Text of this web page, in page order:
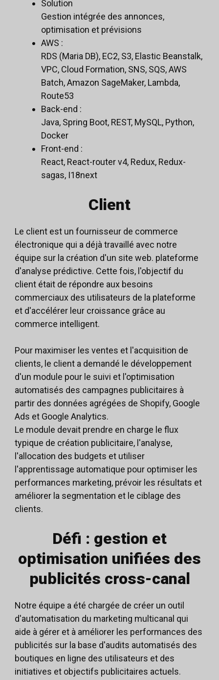
Solution
Gestion intégrée des annonces,
optimisation et prévisions
AWS :
RDS (Maria DB), EC2, S3, Elastic Beanstalk,
VPC, Cloud Formation, SNS, SQS, AWS
Batch, Amazon SageMaker, Lambda,
Route53
Back-end :
Java, Spring Boot, REST, MySQL, Python,
Docker
Front-end :
React, React-router v4, Redux, Redux-
sagas, I18next
Client
Le client est un fournisseur de commerce
électronique qui a déjà travaillé avec notre
équipe sur la création d'un site web. plateforme
d'analyse prédictive. Cette fois, l'objectif du
client était de répondre aux besoins
commerciaux des utilisateurs de la plateforme
et d'accélérer leur croissance grâce au
commerce intelligent.
Pour maximiser les ventes et l'acquisition de
clients, le client a demandé le développement
d'un module pour le suivi et l'optimisation
automatisés des campagnes publicitaires à
partir des données agrégées de Shopify, Google
Ads et Google Analytics.
Le module devait prendre en charge le flux
typique de création publicitaire, l'analyse,
l'allocation des budgets et utiliser
l'apprentissage automatique pour optimiser les
performances marketing, prévoir les résultats et
améliorer la segmentation et le ciblage des
clients.
Défi : gestion et
optimisation unifiées des
publicités cross-canal
Notre équipe a été chargée de créer un outil
d'automatisation du marketing multicanal qui
aide à gérer et à améliorer les performances des
publicités sur la base d'audits automatisés des
boutiques en ligne des utilisateurs et des
initiatives et objectifs publicitaires actuels.